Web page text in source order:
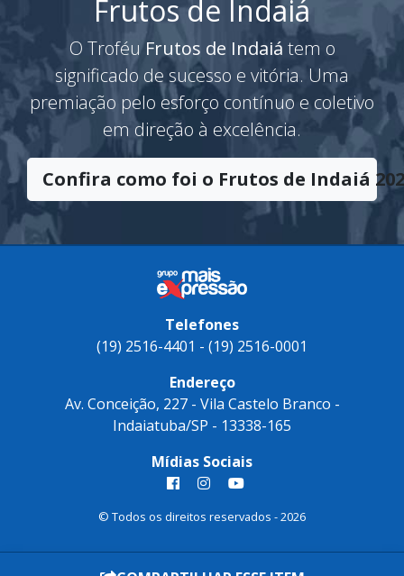
Frutos de Indaiá
O TroféuFrutos de Indaiá tem o
significado de sucesso e vitória. Uma
premiação pelo esforço contínuo e coletivo
em direção à excelência.
Confira como foi o Frutos de Indaiá
Telefones
(19) 2516-4401 - (19) 2516-0001
Endereço
Indaiatuba/SP - 13338-165
© Todos os direitos reservados - 2026